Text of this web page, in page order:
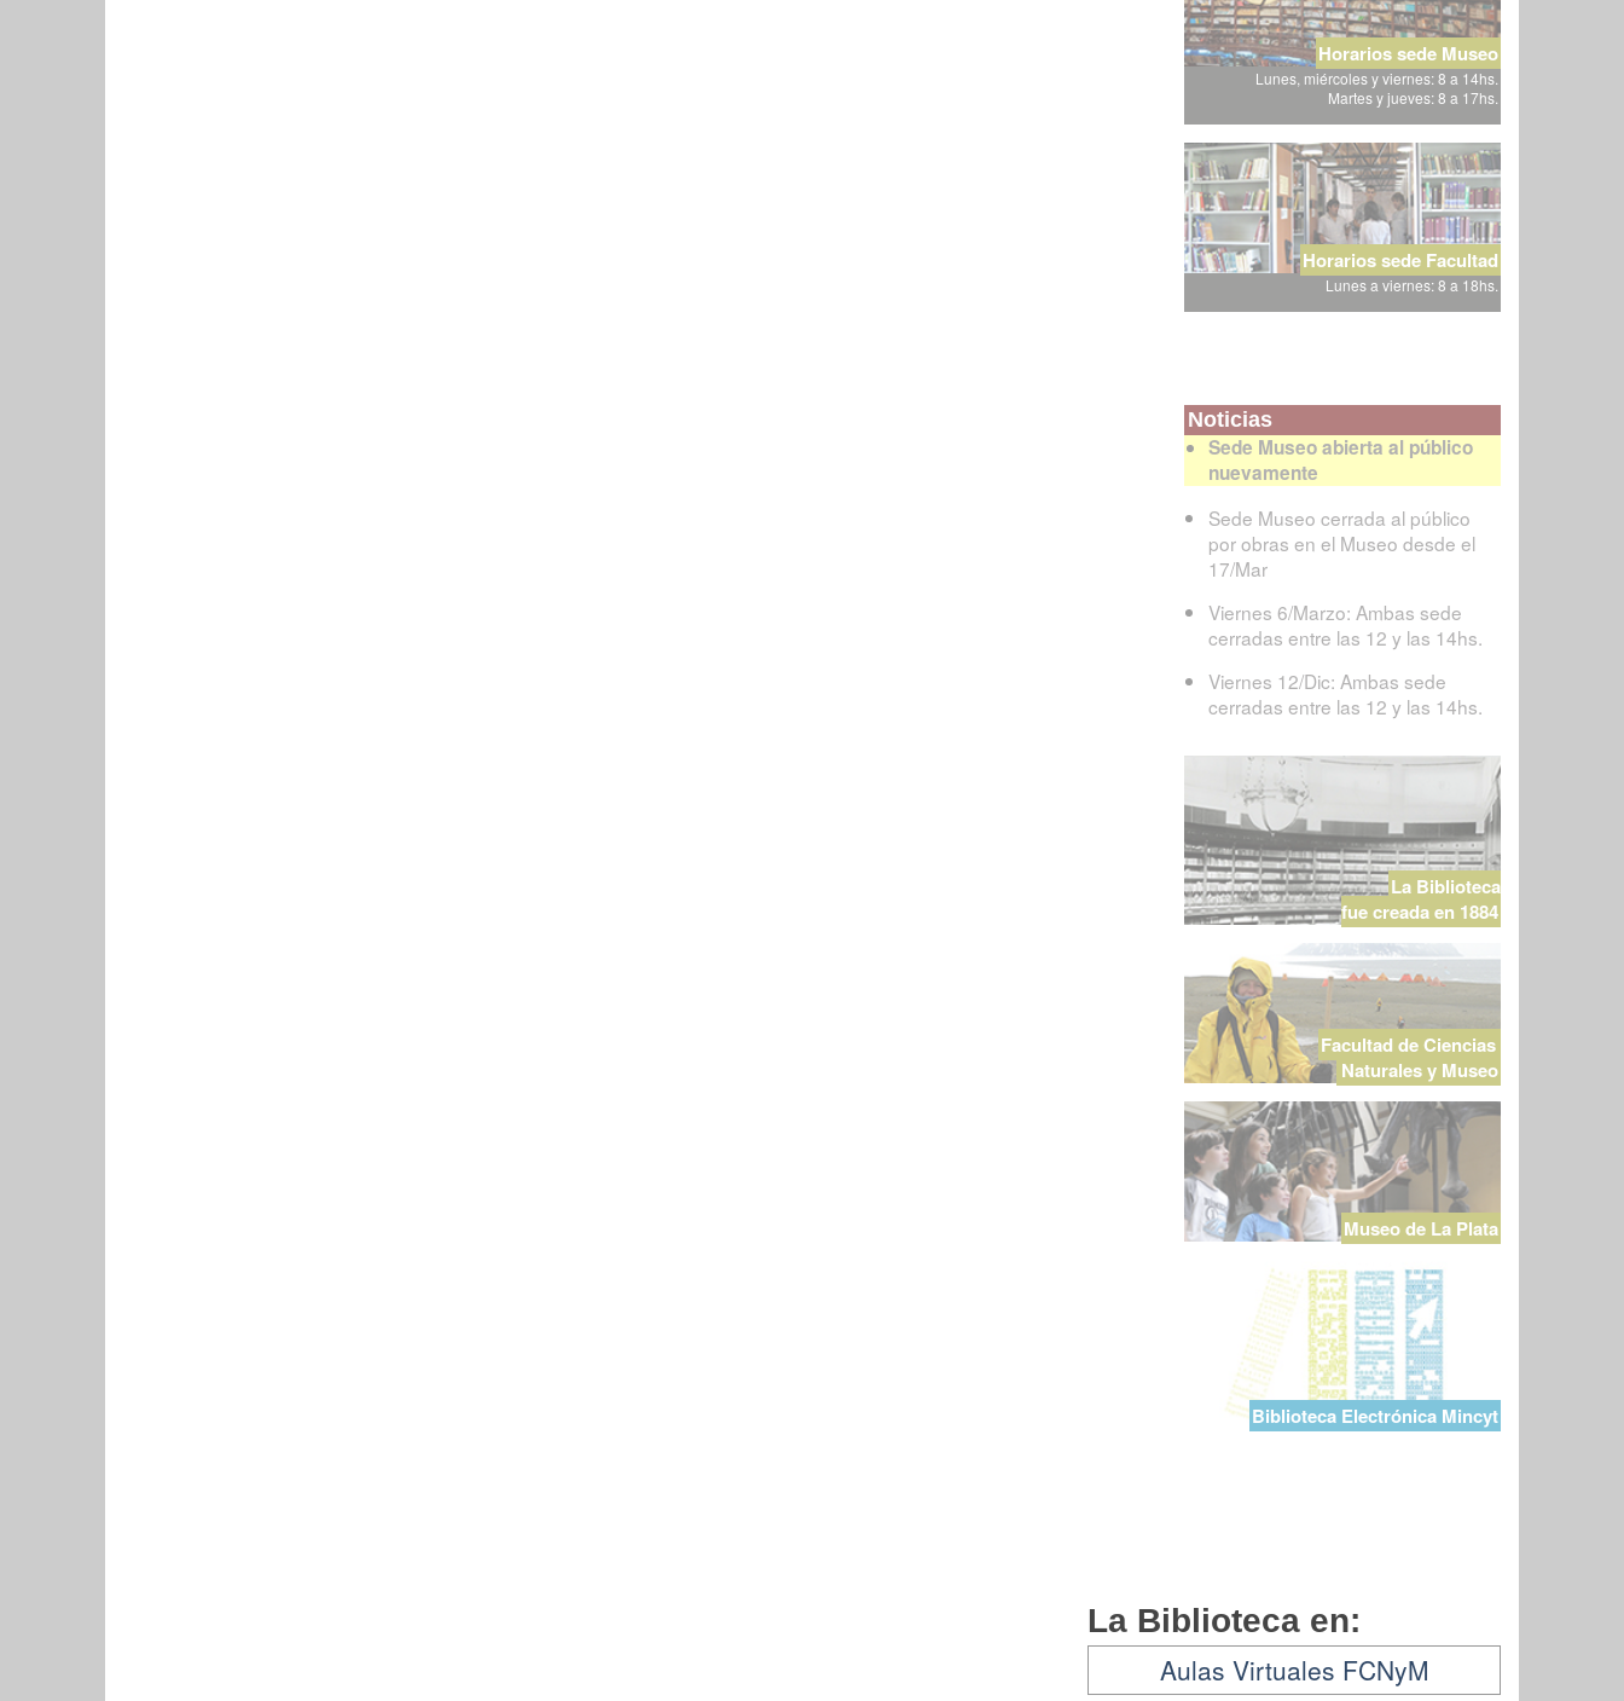
Horarios sede Museo
Lunes, miércoles y viernes: 8 a 14hs.
Martes y jueves: 8 a 17hs.
Horarios sede Facultad
Lunes a viernes: 8 a 18hs.
Noticias
Sede Museo abierta al público
nuevamente
Sede Museo cerrada al público
por obras en el Museo desde el
17/Mar
Viernes 6/Marzo: Ambas sede
cerradas entre las 12 y las 14hs.
Viernes 12/Dic: Ambas sede
cerradas entre las 12 y las 14hs.
La Biblioteca
fue creada en 1884
Facultad de Ciencias
Naturales y Museo
Museo de La Plata
Biblioteca Electrónica Mincyt
La Biblioteca en:
Aulas Virtuales FCNyM